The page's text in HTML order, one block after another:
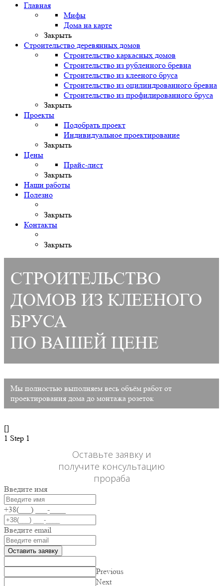
Главная
Мифы
Дома на карте
Закрыть
Строительство деревянных домов
Строительство каркасных домов
Строительство из рубленного бревна
Строительство из клееного бруса
Строительство из оцилиндрованного бревна
Строительство из профилированного бруса
Закрыть
Проекты
Подобрать проект
Индивидуальное проектирование
Закрыть
Цены
Прайс-лист
Закрыть
Наши работы
Полезно
Закрыть
Контакты
Закрыть
СТРОИТЕЛЬСТВО
ДОМОВ ИЗ КЛЕЕНОГО
БРУСА
ПО ВАШЕЙ ЦЕНЕ
Мы полностью выполняем весь объём работ от
проектирования дома до монтажа розеток
[]
1 Step 1
Оставьте заявку и
получите консультацию
прораба
Введите имя
+38(___) ___-____
Введите email
Оставить заявку
Previous
Next